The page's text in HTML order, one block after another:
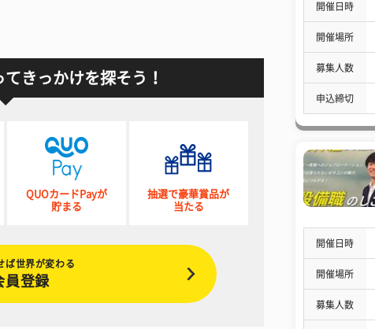
きっかけを探そう！
QUOカードPayが
貯まる
抽選で豪華賞品が
当たる
ば世界が変わる
員登録
開催日時
開催場所
募集人数
申込締切
開催日時
開催場所
募集人数